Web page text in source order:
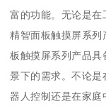
富的功能。无论是在
精智面板触摸屏系列
板触摸屏系列产品具
景下的需求。不论是
器人控制还是在家庭